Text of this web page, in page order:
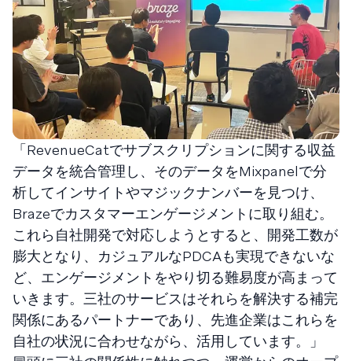
「RevenueCatでサブスクリプションに関する収益
データを統合管理し、そのデータをMixpanelで分
析してインサイトやマジックナンバーを見つけ、
Brazeでカスタマーエンゲージメントに取り組む。
これら自社開発で対応しようとすると、開発工数が
膨大となり、カジュアルなPDCAも実現できないな
ど、エンゲージメントをやり切る難易度が高まって
いきます。三社のサービスはそれらを解決する補完
関係にあるパートナーであり、先進企業はこれらを
自社の状況に合わせながら、活用しています。」